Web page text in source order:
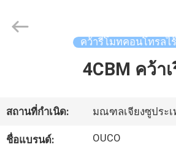
สินค้า
INTERNATIONAL
GROUP
คว้ารีโมทคอนโทรลไ
4CBM คว้า
สถานที่กำเนิด: มณฑลเจียงซูประ
ชื่อแบรนด์: OUCO